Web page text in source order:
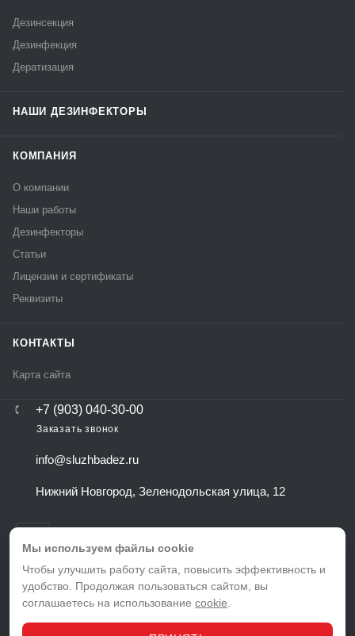
Дезинсекция
Дезинфекция
Дератизация
НАШИ ДЕЗИНФЕКТОРЫ
КОМПАНИЯ
О компании
Наши работы
Дезинфекторы
Статьи
Лицензии и сертификаты
Реквизиты
КОНТАКТЫ
Карта сайта
+7 (903) 040-30-00
Заказать звонок
info@sluzhbadez.ru
Нижний Новгород, Зеленодольская улица, 12
ВЕРСИЯ ДЛЯ ПЕЧАТИ
ПОЛЬЗОВАТЕЛЬСКОЕ СОГЛАШЕНИЕ
Мы используем файлы cookie
Чтобы улучшить работу сайта, повысить эффективность и
удобство. Продолжая пользоваться сайтом, вы
соглашаетесь на использование cookie